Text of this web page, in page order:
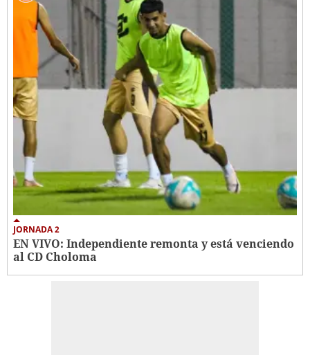
JORNADA 2
EN VIVO: Independiente remonta y está venciendo
al CD Choloma